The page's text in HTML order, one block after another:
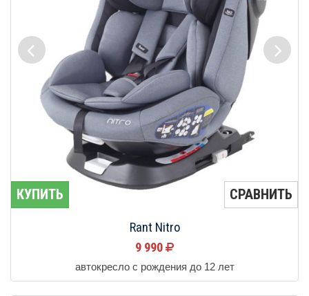
КУПИТЬ СРАВНИТЬ
Rant Nitro
9 990
автокресло с рождения до 12 лет